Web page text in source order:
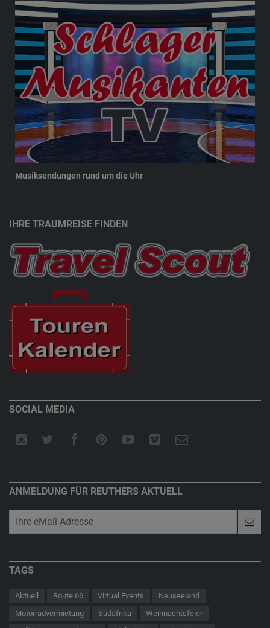
Musiksendungen rund um die Uhr
IHRE TRAUMREISE FINDEN
SOCIAL MEDIA
ANMELDUNG FÜR REUTHERS AKTUELL
TAGS
Aktuell Route 66 Virtual Events
Neuseeland
Motorradvermietung
Südafrika
Weihnachtsfeier